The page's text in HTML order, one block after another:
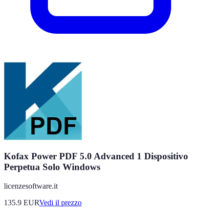
Kofax Power PDF 5.0 Advanced 1 Dispositivo
Perpetua Solo Windows
licenzesoftware.it
135.9 EURVedi il prezzo